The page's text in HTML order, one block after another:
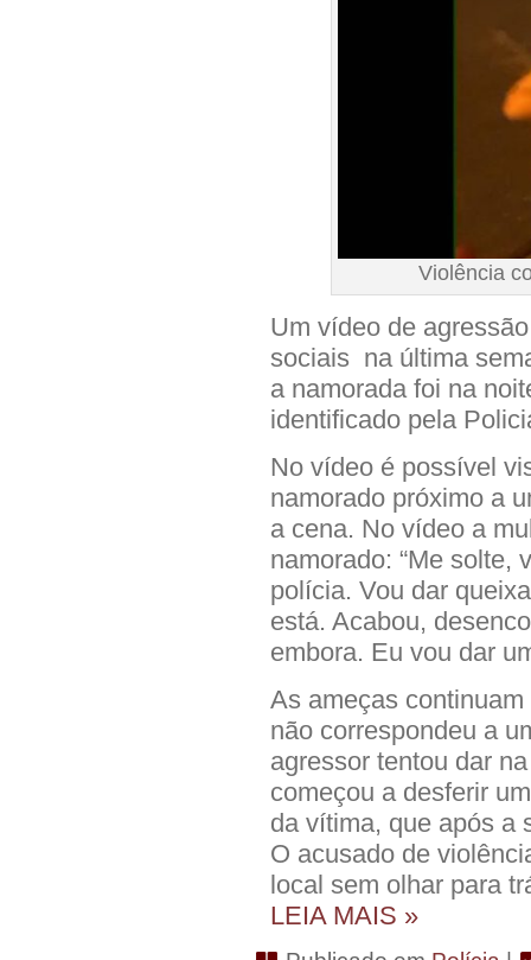
Violência
Um vídeo de
sociais na última
a namorada foi na
identificado pela
No vídeo é possível
namorado próximo a
a cena. No vídeo a
namorado: “Me solte,
polícia. Vou dar
está. Acabou,
embora. Eu vou dar
As ameças
não correspondeu a
agressor tentou dar
começou a desferir
da vítima, que após a
O acusado de
local sem olhar para
LEIA MAIS »